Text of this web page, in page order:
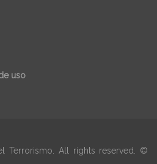
uso
Terrorismo. All rights reserved. ©